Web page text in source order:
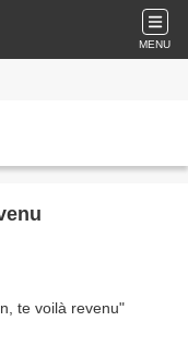
MENU